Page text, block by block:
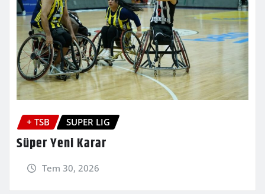
+ TSB SUPER LIG
Süper Yeni Karar
Tem 30, 2026